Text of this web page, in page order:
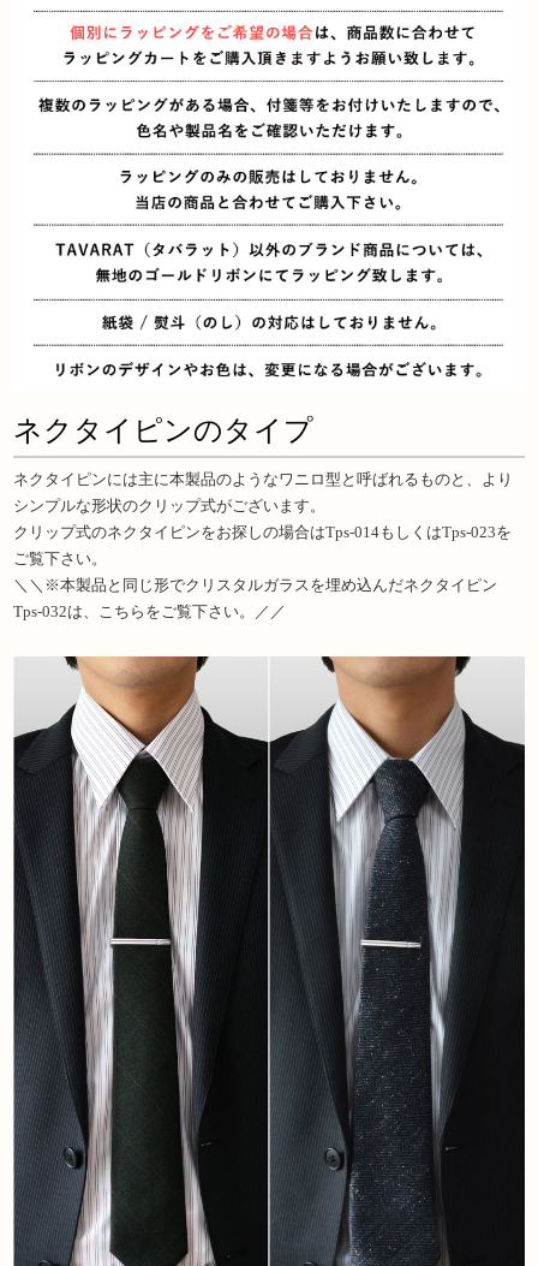
ネクタイピンのタイプ
ネクタイピンには主に本製品のようなワニロ型と呼ばれるものと、より
シンプルな形状のクリップ式がございます。
クリップ式のネクタイピンをお探しの場合はTps-014もしくはTps-023を
ご覧下さい。
＼＼※本製品と同じ形でクリスタルガラスを埋め込んだネクタイピン
Tps-032は、こちらをご覧下さい。／／